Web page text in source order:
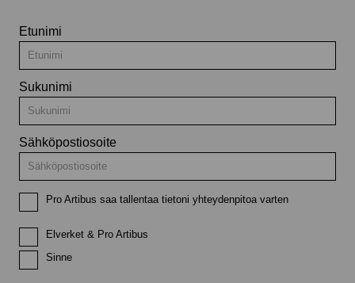
Etunimi
Sukunimi
Sähköpostiosoite
Pro Artibus saa tallentaa tietoni yhteydenpitoa varten
Elverket & Pro Artibus
Sinne